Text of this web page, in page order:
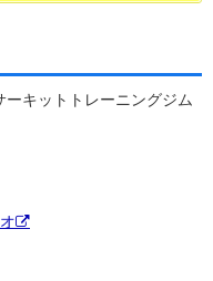
キットトレーニングジム